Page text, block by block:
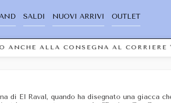
SALDI NUOVI ARRIVI OUTLET
ALLA CONSEGNA AL CORRIERE
di El Raval, quando ha disegnato una giacca